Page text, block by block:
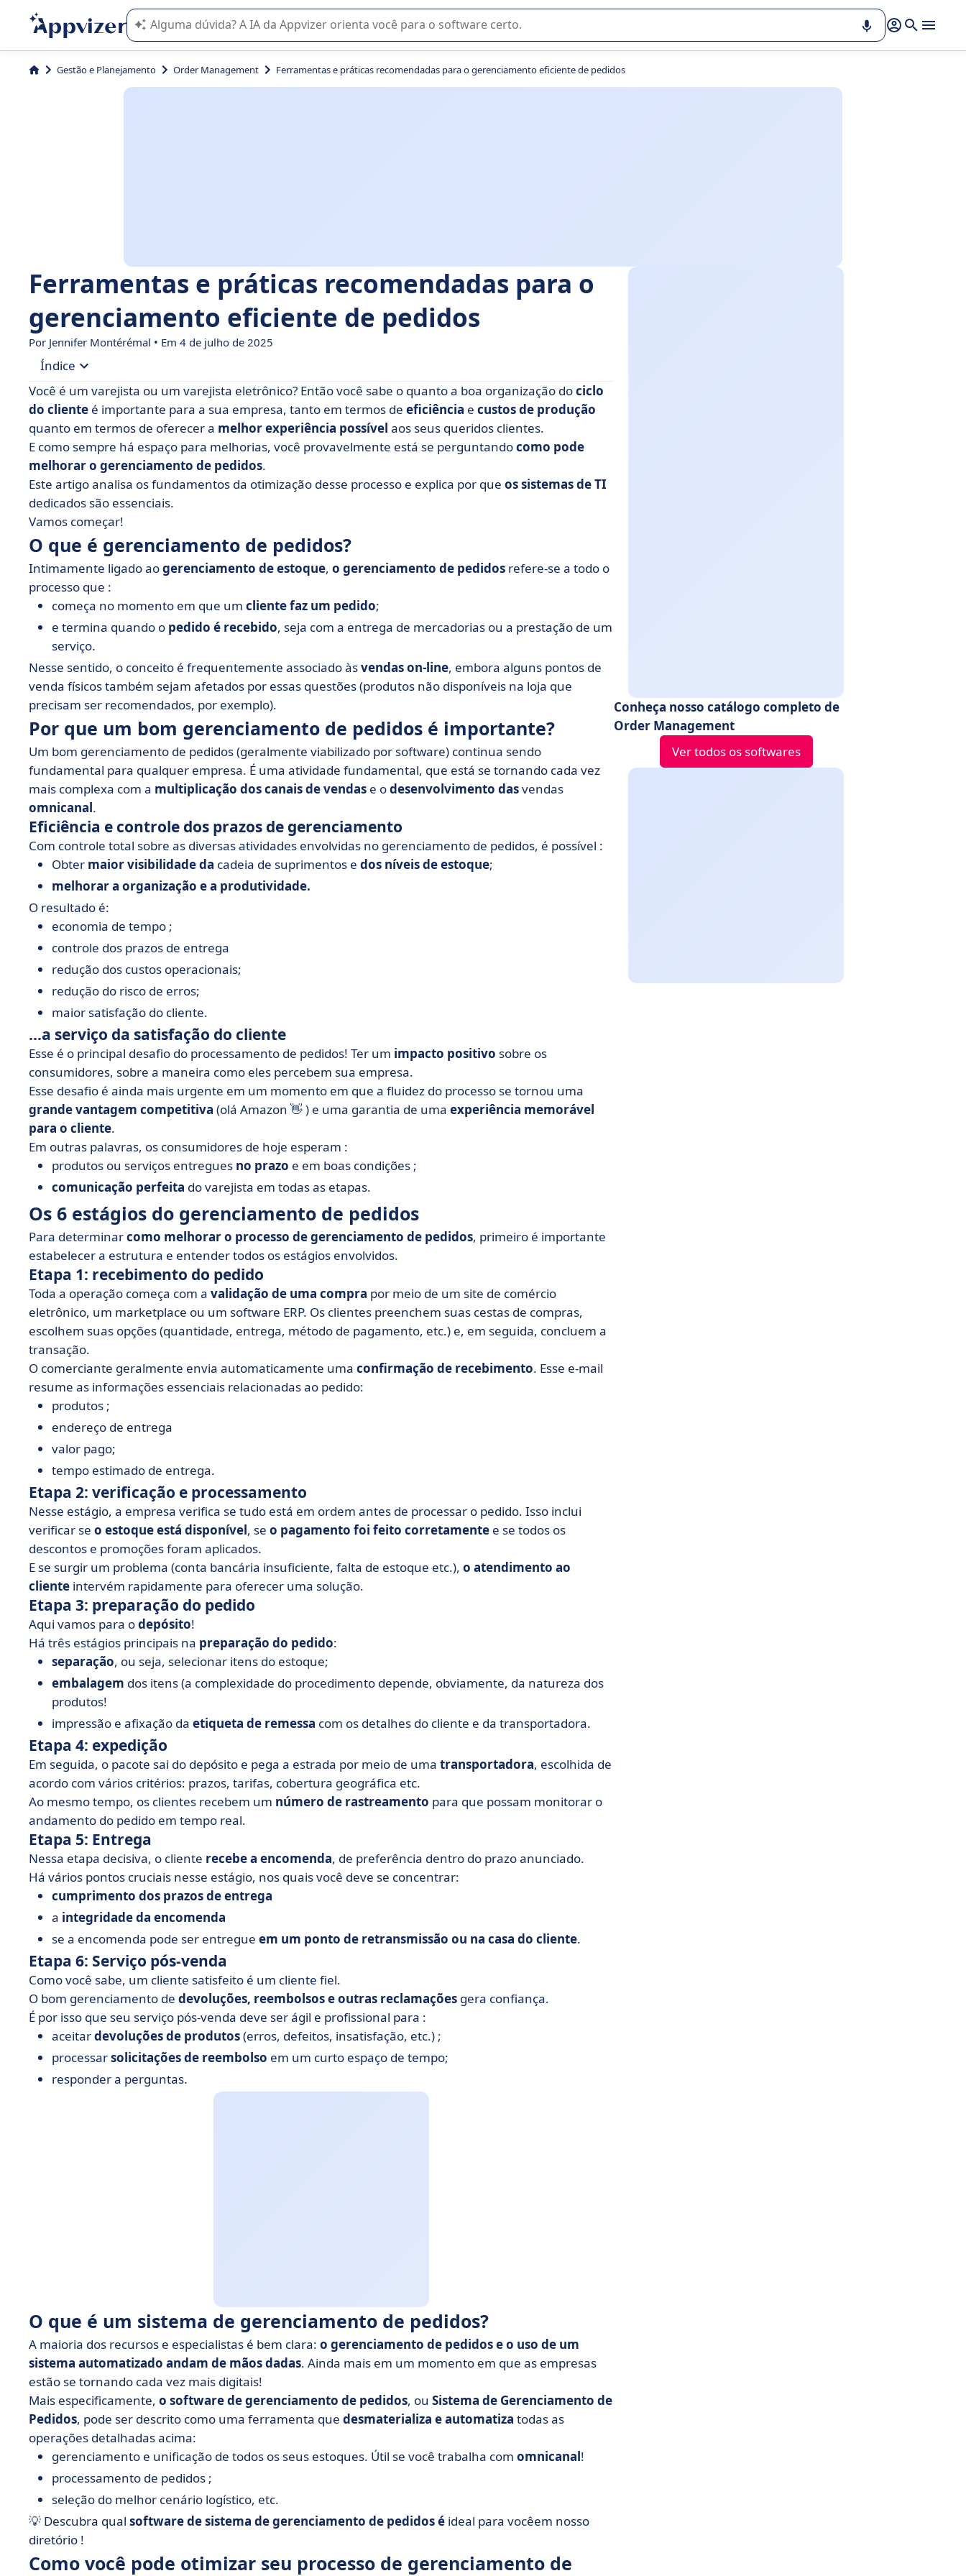
A IA do Appvizer o orienta no uso ou na seleção de software SaaS para sua empresa.
Gestão e Planejamento Order Management Ferramentas e práticas recomendadas para o gerenciamento eficiente de pedidos
Ferramentas e práticas recomendadas para o
gerenciamento eficiente de pedidos
Por Jennifer Montérémal • Em 4 de julho de 2025
Índice
• O que é gerenciamento de pedidos?
• Por que um bom gerenciamento de pedidos é importante?
• Os 6 estágios do gerenciamento de pedidos
• O que é um sistema de gerenciamento de pedidos?
• Como você pode otimizar seu processo de gerenciamento de pedidos? 8 práticas
recomendadas a serem lembradas
• Gerenciamento de pedidos em poucas palavras!
Você é um varejista ou um varejista eletrônico? Então você sabe o quanto a boa organização dociclo
do cliente é importante para a sua empresa, tanto em termos de eficiência e custos de produção
quanto em termos de oferecer a melhor experiência possível aos seus queridos clientes.
E como sempre há espaço para melhorias, você provavelmente está se perguntandocomo pode
melhorar o gerenciamento de pedidos.
Este artigo analisa os fundamentos da otimização desse processo e explica por que os sistemas de TI
dedicados são essenciais.
Vamos começar!
O que é gerenciamento de pedidos?
Intimamente ligado aogerenciamento de estoque, o gerenciamento de pedidos refere-se a todo o
processo que :
começa no momento em que um cliente faz um pedido;
e termina quando o pedido é recebido, seja com a entrega de mercadorias ou a prestação de um
serviço.
Nesse sentido, o conceito é frequentemente associado àsvendas on-line, embora alguns pontos de
venda físicos também sejam afetados por essas questões (produtos não disponíveis na loja que
precisam ser recomendados, por exemplo).
Por que um bom gerenciamento de pedidos é importante?
Um bom gerenciamento de pedidos (geralmente viabilizado por software) continua sendo
fundamental para qualquer empresa. É uma atividade fundamental, que está se tornando cada vez
mais complexa com a multiplicação dos canais de vendas e odesenvolvimento dasvendas
omnicanal.
Eficiência e controle dos prazos de gerenciamento
Com controle total sobre as diversas atividades envolvidas no gerenciamento de pedidos, é possível :
Obter maior visibilidade da cadeia de suprimentos e dos níveis de estoque;
melhorar a organização e a produtividade.
O resultado é:
economia de tempo ;
controle dos prazos de entrega
redução dos custos operacionais;
redução do risco de erros;
maior satisfação do cliente.
...a serviço da satisfação do cliente
Esse é o principal desafio do processamento de pedidos! Ter um impacto positivo sobre os
consumidores, sobre a maneira como eles percebem sua empresa.
Esse desafio é ainda mais urgente em um momento em que a fluidez do processo se tornou uma
grande vantagem competitiva (olá Amazon 👋 ) e uma garantia de uma experiência memorável
para o cliente.
Em outras palavras, os consumidores de hoje esperam :
produtos ou serviços entregues no prazo e em boas condições ;
comunicação perfeita do varejista em todas as etapas.
Os 6 estágios do gerenciamento de pedidos
Para determinarcomo melhorar o processo de gerenciamento de pedidos, primeiro é importante
estabelecer a estrutura e entender todos os estágios envolvidos.
Etapa 1: recebimento do pedido
Toda a operação começa com a validação de uma compra por meio de um site de comércio
eletrônico, um marketplace ou um software ERP. Os clientes preenchem suas cestas de compras,
escolhem suas opções (quantidade, entrega, método de pagamento, etc.) e, em seguida, concluem a
transação.
O comerciante geralmente envia automaticamente uma confirmação de recebimento. Esse e-mail
resume as informações essenciais relacionadas ao pedido:
produtos ;
endereço de entrega
valor pago;
tempo estimado de entrega.
Etapa 2: verificação e processamento
Nesse estágio, a empresa verifica se tudo está em ordem antes de processar o pedido. Isso inclui
verificar se o estoque está disponível, se o pagamento foi feito corretamente e se todos os
descontos e promoções foram aplicados.
E se surgir um problema (conta bancária insuficiente, falta de estoque etc.), o atendimento ao
cliente intervém rapidamente para oferecer uma solução.
Etapa 3: preparação do pedido
Aqui vamos para odepósito!
Há três estágios principais na preparação do pedido:
separação, ou seja, selecionar itens do estoque;
embalagem dos itens (a complexidade do procedimento depende, obviamente, da natureza dos
produtos!
impressão e afixação da etiqueta de remessa com os detalhes do cliente e da transportadora.
Etapa 4: expedição
Em seguida, o pacote sai do depósito e pega a estrada por meio de uma transportadora, escolhida de
acordo com vários critérios: prazos, tarifas, cobertura geográfica etc.
Ao mesmo tempo, os clientes recebem um número de rastreamento para que possam monitorar o
andamento do pedido em tempo real.
Etapa 5: Entrega
Nessa etapa decisiva, o cliente recebe a encomenda, de preferência dentro do prazo anunciado.
Há vários pontos cruciais nesse estágio, nos quais você deve se concentrar:
cumprimento dos prazos de entrega
a integridade da encomenda
se a encomenda pode ser entregue em um ponto de retransmissão ou na casa do cliente.
Etapa 6: Serviço pós-venda
Como você sabe, um cliente satisfeito é um cliente fiel.
O bom gerenciamento de devoluções, reembolsos e outras reclamações gera confiança.
É por isso que seu serviço pós-venda deve ser ágil e profissional para :
aceitardevoluções de produtos(erros, defeitos, insatisfação, etc.) ;
processarsolicitações de reembolso em um curto espaço de tempo;
responder a perguntas.
O que é um sistema de gerenciamento de pedidos?
A maioria dos recursos e especialistas é bem clara: o gerenciamento de pedidos e o uso de um
sistema automatizado andam de mãos dadas. Ainda mais em um momento em que as empresas
estão se tornando cada vez mais digitais!
Mais especificamente, o software de gerenciamento de pedidos, ou Sistema de Gerenciamento de
Pedidos, pode ser descrito como uma ferramenta que desmaterializa e automatiza todas as
operações detalhadas acima:
gerenciamento e unificação de todos os seus estoques. Útil se você trabalha com omnicanal!
processamento de pedidos ;
seleção do melhor cenário logístico, etc.
💡 Descubra qual software de sistema de gerenciamento de pedidos é ideal para vocêem nosso
diretório !
Como você pode otimizar seu processo de gerenciamento de
Conheça nosso catálogo completo de
Order Management
Ver todos os softwares